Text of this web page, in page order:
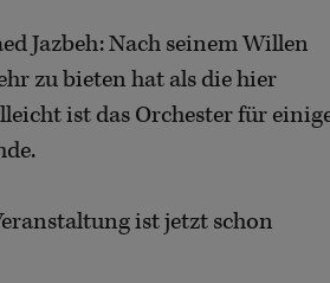
Jazbeh: Nach seinem Willen
zu bieten hat als die hier
ist das Orchester für
ist jetzt schon